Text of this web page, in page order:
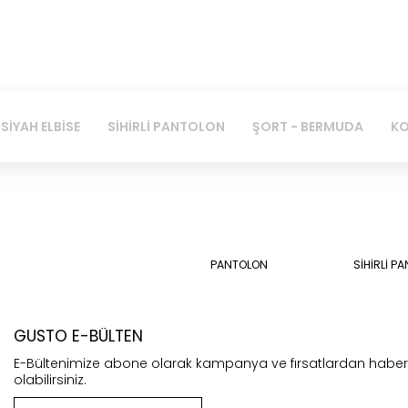
SİYAH ELBİSE SİHİRLİ PANTOLON ŞORT - BERMUDA
PANTOLON SİHİRLİ
GUSTO E-BÜLTEN
E-Bültenimize abone olarak kampanya ve fırsatlardan
olabilirsiniz.